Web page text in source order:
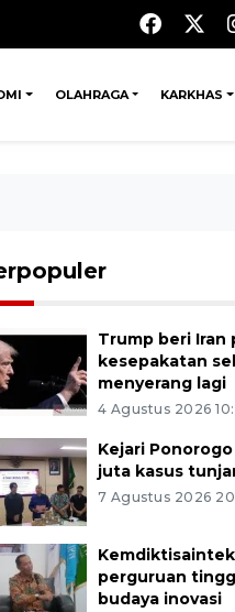
OLAHRAGA KARKHAS
Trump beri Iran
kesepakatan
menyerang lagi
4 Agustus 2026
Kejari
juta kasus
7 Agustus 2026
perguruan
budaya inovasi